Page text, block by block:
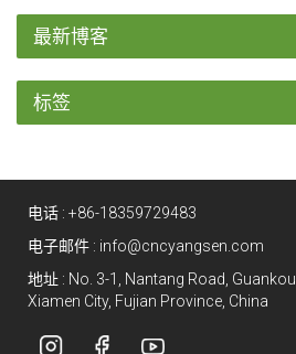
最新博客
标签
电话 : +86-18359729483
电子邮件 : info@cncyangsen.com
地址 : No. 3-1, Nantang Road,
Xiamen City, Fujian Province, China